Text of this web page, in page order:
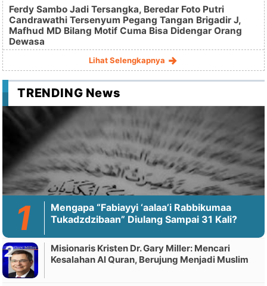
Ferdy Sambo Jadi Tersangka, Beredar Foto Putri
Candrawathi Tersenyum Pegang Tangan Brigadir J,
Mafhud MD Bilang Motif Cuma Bisa Didengar Orang
Dewasa
Lihat Selengkapnya
TRENDING News
Mengapa “Fabiayyi ‘aalaa’i Rabbikumaa
Tukadzdzibaan” Diulang Sampai 31 Kali?
Misionaris Kristen Dr. Gary Miller: Mencari
Kesalahan Al Quran, Berujung Menjadi Muslim